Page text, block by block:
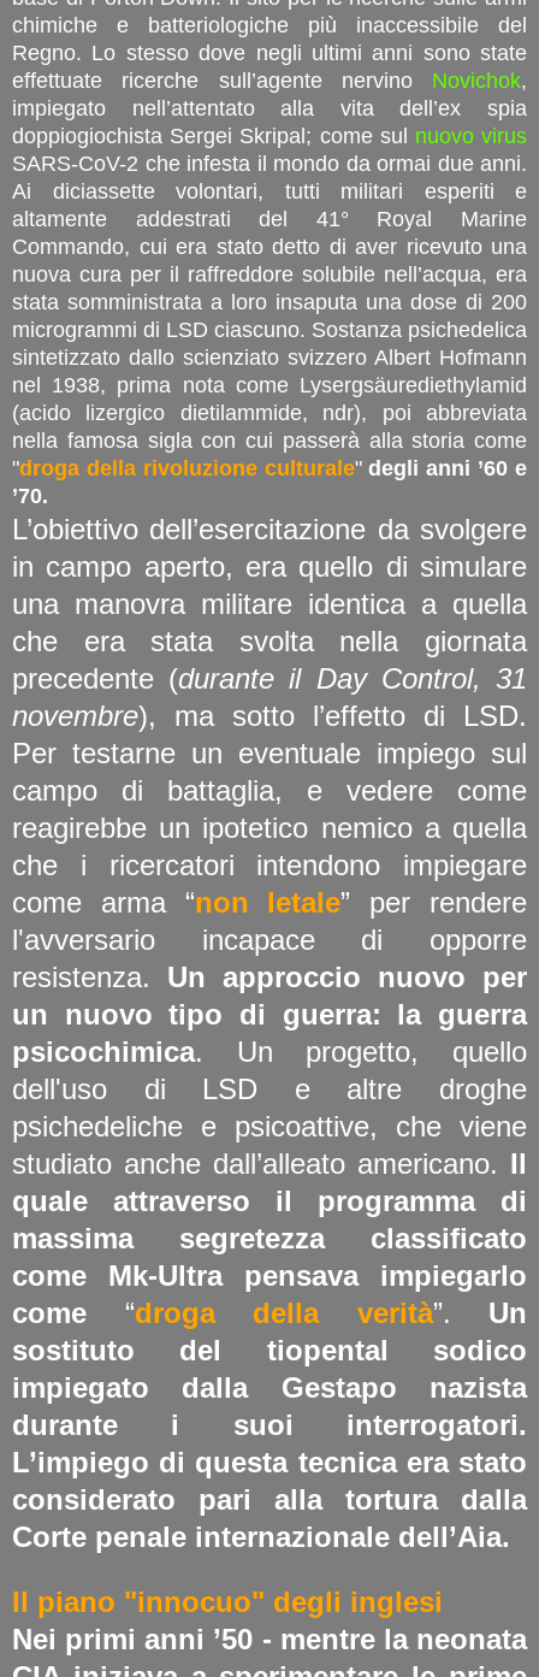
chimiche e batteriologiche più inaccessibile del
Regno. Lo stesso dove negli ultimi anni sono state
effettuate ricerche sull’agente nervino Novichok,
impiegato nell’attentato alla vita dell’ex spia
doppiogiochista Sergei Skripal; come sul nuovo virus
SARS-CoV-2 che infesta il mondo da ormai due anni.
Ai diciassette volontari, tutti militari esperiti e
altamente addestrati del 41° Royal Marine
Commando, cui era stato detto di aver ricevuto una
nuova cura per il raffreddore solubile nell’acqua, era
stata somministrata a loro insaputa una dose di 200
microgrammi di LSD ciascuno. Sostanza psichedelica
sintetizzato dallo scienziato svizzero Albert Hofmann
nel 1938, prima nota come Lysergsäurediethylamid
(acido lizergico dietilammide, ndr), poi abbreviata
nella famosa sigla con cui passerà alla storia come
"droga della rivoluzione culturale"degli anni ’60 e
’70.
L’obiettivo dell’esercitazione da svolgere
in campo aperto, era quello di simulare
una manovra militare identica a quella
che era stata svolta nella giornata
precedente (durante il Day Control, 31
novembre), ma sotto l’effetto di LSD.
Per testarne un eventuale impiego sul
campo di battaglia, e vedere come
reagirebbe un ipotetico nemico a quella
che i ricercatori intendono impiegare
come arma “non letale” per rendere
l'avversario incapace di opporre
resistenza. Un approccio nuovo per
un nuovo tipo di guerra: la guerra
psicochimica. Un progetto, quello
dell'uso di LSD e altre droghe
psichedeliche e psicoattive, che viene
studiato anche dall’alleato americano. Il
quale attraverso il programma di
massima segretezza classificato
come Mk-Ultra pensava impiegarlo
come “droga della verità”. Un
sostituto del tiopental sodico
impiegato dalla Gestapo nazista
durante i suoi interrogatori.
L’impiego di questa tecnica era stato
considerato pari alla tortura dalla
Corte penale internazionale dell’Aia.
Il piano "innocuo" degli inglesi
Nei primi anni ’50 - mentre la neonata